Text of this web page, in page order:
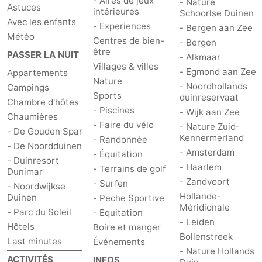
Monuments
-
Points
de
vue
Attractions
-
Croisières
-
Terrains
de
jeux
-
Aires
de
jeux
intérieures
-
Experiences
Centres
de
bien-
Villages
&
Nature
Astuces
Avec les enfants
Météo
PASSER LA NUIT
Appartements
Campings
Chambre d'hôtes
Chaumières
- De Gouden Spar
- De Noordduinen
- Duinresort
Dunimar
- Noordwijkse
Duinen
- Parc du Soleil
Hôtels
Last minutes
ACTIVITÉS
intérieures
- Experiences
Centres de bien-
être
Villages & villes
Nature
Sports
- Piscines
- Faire du vélo
- Randonnée
- Équitation
- Terrains de golf
- Surfen
- Peche Sportive
- Equitation
Boire et manger
Événements
Schoorlse Duinen
- Bergen aan Zee
- Bergen
- Alkmaar
- Egmond aan Zee
- Noordhollands
duinreservaat
- Wijk aan Zee
- Nature Zuid-
Kennermerland
- Amsterdam
- Haarlem
- Zandvoort
Hollande-
Méridionale
- Leiden
Bollenstreek
- Nature Hollands